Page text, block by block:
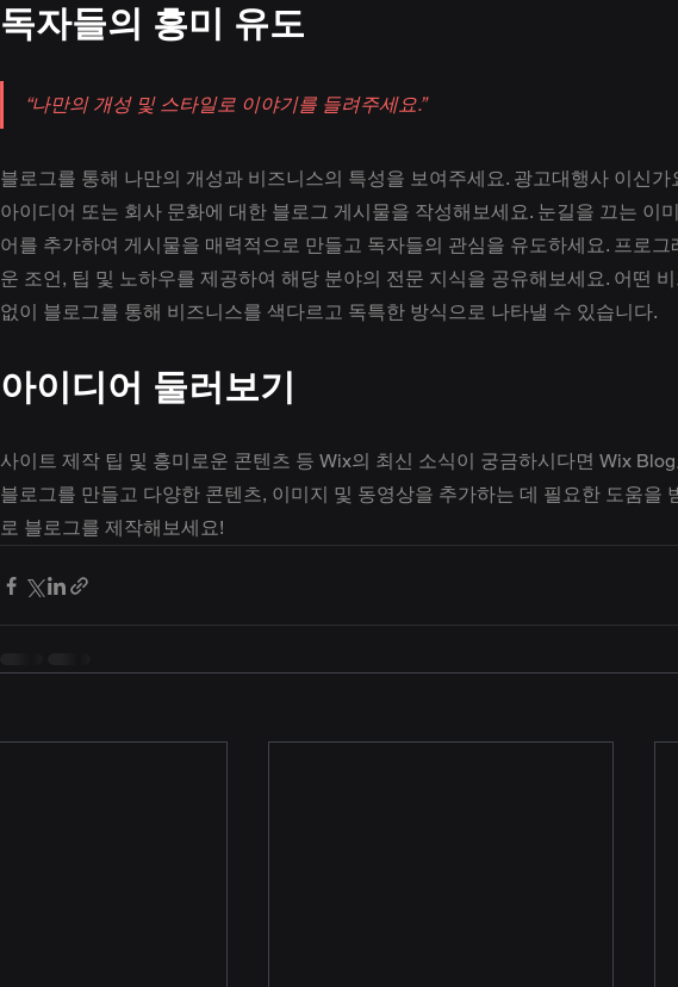
독자들의 흥미 유도
“나만의 개성 및 스타일로 이야기를 들려주세요.”
블로그를 통해 나만의 개성과 비즈니스의 특성을 보여주세요. 광고대행사 이신
아이디어 또는 회사 문화에 대한 블로그 게시물을 작성해보세요. 눈길을 끄는 이
어를 추가하여 게시물을 매력적으로 만들고 독자들의 관심을 유도하세요. 프로
운 조언, 팁 및 노하우를 제공하여 해당 분야의 전문 지식을 공유해보세요. 어떤
없이 블로그를 통해 비즈니스를 색다르고 독특한 방식으로 나타낼 수 있습니다.
아이디어 둘러보기
사이트 제작 팁 및 흥미로운 콘텐츠 등 Wix의 최신 소식이 궁금하시다면 Wix
블로그를 만들고 다양한 콘텐츠, 이미지 및 동영상을 추가하는 데 필요한 도움을
로 블로그를 제작해보세요!